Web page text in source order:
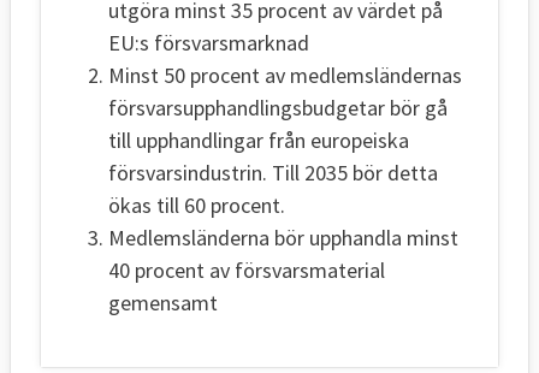
utgöra minst 35 procent av värdet på
EU:s försvarsmarknad
Minst 50 procent av medlemsländernas
försvarsupphandlingsbudgetar bör gå
till upphandlingar från europeiska
försvarsindustrin. Till 2035 bör detta
ökas till 60 procent.
Medlemsländerna bör upphandla minst
40 procent av försvarsmaterial
gemensamt